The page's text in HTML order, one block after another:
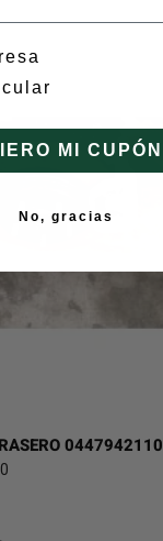
0447942110
MI CUPÓN
No, gracias